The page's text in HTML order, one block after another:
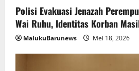
Polisi Evakuasi Jenazah
Wai Ruhu, Identitas Korban
MalukuBarunews Mei 18, 2026